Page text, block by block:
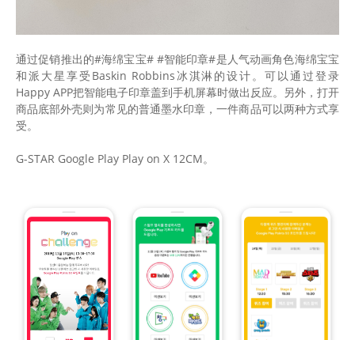
通过促销推出的#海绵宝宝# #智能印章#是人气动画角色海绵宝宝
和派大星享受Baskin Robbins冰淇淋的设计。可以通过登录
Happy APP把智能电子印章盖到手机屏幕时做出反应。另外，打开
商品底部外壳则为常见的普通墨水印章，一件商品可以两种方式享
受。
G-STAR Google Play Play on X 12CM。